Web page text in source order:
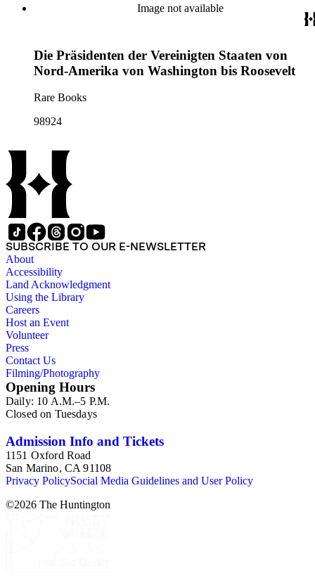
Image not available
Die Präsidenten der Vereinigten Staaten von
Nord-Amerika von Washington bis Roosevelt
Rare Books
98924
SUBSCRIBE TO OUR E-NEWSLETTER
About
Accessibility
Land Acknowledgment
Using the Library
Careers
Host an Event
Volunteer
Press
Contact Us
Filming/Photography
Opening Hours
Daily: 10 A.M.–5 P.M.
Closed on Tuesdays
Admission Info and Tickets
1151 Oxford Road
San Marino, CA 91108
Privacy PolicySocial Media Guidelines and User Policy
©2026 The Huntington